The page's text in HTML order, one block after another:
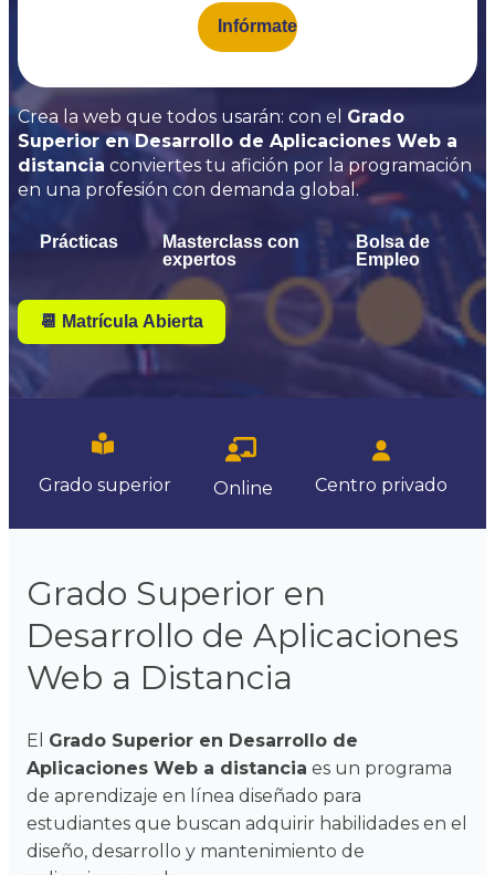
Crea la web que todos usarán: con el Grado
Superior en Desarrollo de Aplicaciones Web a
distancia conviertes tu afición por la programación
en una profesión con demanda global.
Prácticas
Masterclass con
expertos
Bolsa de
Empleo
📆 Matrícula Abierta
Grado superior Online Centro privado
Grado Superior en
Desarrollo de Aplicaciones
Web a Distancia
El Grado Superior en Desarrollo de
Aplicaciones Web a distancia es un programa
de aprendizaje en línea diseñado para
estudiantes que buscan adquirir habilidades en el
diseño, desarrollo y mantenimiento de